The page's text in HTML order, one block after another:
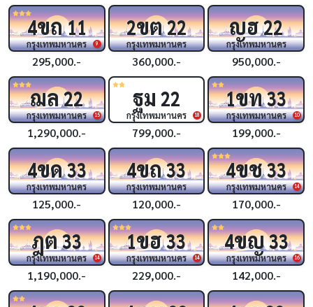
9
4ขถ11
กรุงเทพมหานคร
295,000.-
2ขต22
กรุงเทพมหานคร
360,000.-
ญฮ22
กรุงเทพมหานคร
950,000.-
15
ฌล22
กรุงเทพมหานคร
1,290,000.-
18
ฐม 22
กรุงเทพมหานคร
799,000.-
10
1ขท33
กรุงเทพมหานคร
199,000.-
4ขด33
กรุงเทพมหานคร
125,000.-
4ขถ33
กรุงเทพมหานคร
120,000.-
14
4ขช33
กรุงเทพมหานคร
170,000.-
14
ฎต33
กรุงเทพมหานคร
1,190,000.-
14
1ขฮ33
กรุงเทพมหานคร
229,000.-
16
4ขญ33
กรุงเทพมหานคร
142,000.-